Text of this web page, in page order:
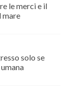
le merci e il
mare
solo se